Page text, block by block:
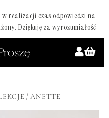
w realizacji czas odpowiedzi na
Dziękuję za wyrozumiałość
/ ANETTE